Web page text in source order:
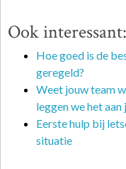
Ook interessant:
Hoe goed is de
geregeld?
Weet jouw team
leggen we het aan
Eerste hulp bij
situatie